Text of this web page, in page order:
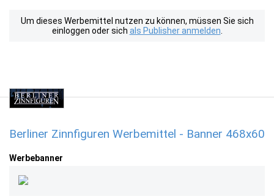
Um dieses Werbemittel nutzen zu können, müssen Sie sich
einloggen oder sich als Publisher anmelden
Berliner Zinnfiguren Werbemittel - Banner 468x60
Werbebanner